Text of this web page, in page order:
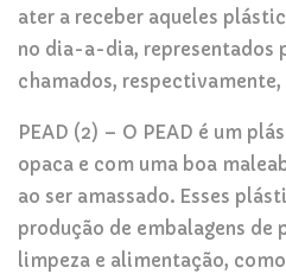
ater a receber aqueles
no dia-a-dia, representados
chamados, respectivamente,
PEAD (2) – O PEAD é um
opaca e com uma boa
ao ser amassado. Esses
produção de embalagens de
limpeza e alimentação,